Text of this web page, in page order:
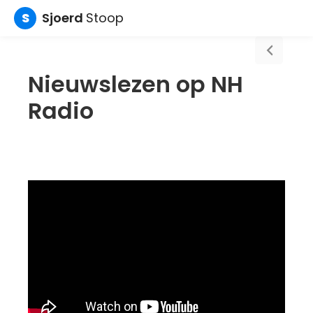
S Sjoerd Stoop
Nieuwslezen op NH
Radio